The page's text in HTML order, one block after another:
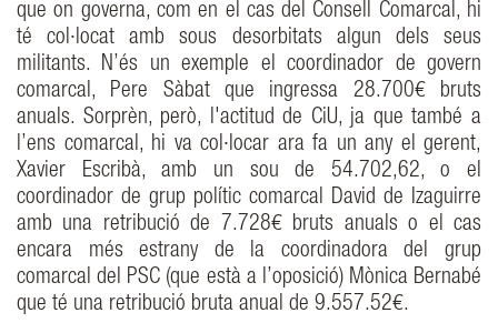
que on governa, com en el cas del Consell Comarcal, hi
té col·locat amb sous desorbitats algun dels seus
militants. N’és un exemple el coordinador de govern
comarcal, Pere Sàbat que ingressa 28.700€ bruts
anuals. Sorprèn, però, l'actitud de CiU, ja que també a
l’ens comarcal, hi va col·locar ara fa un any el gerent,
Xavier Escribà, amb un sou de 54.702,62, o el
coordinador de grup polític comarcal David de Izaguirre
amb una retribució de 7.728€ bruts anuals o el cas
encara més estrany de la coordinadora del grup
comarcal del PSC (que està a l’oposició) Mònica Bernabé
que té una retribució bruta anual de 9.557.52€.